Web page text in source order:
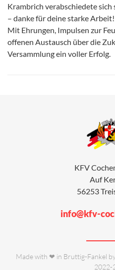
Krambrich verabschiedete
– danke für deine starke Arbeit!
Mit Ehrungen, Impulsen zur
offenen Austausch über die
Versammlung ein voller Erfolg.
KFV
Auf
56253
info@kfv-
Made with ❤ in Bruttig-Fankel
2022-